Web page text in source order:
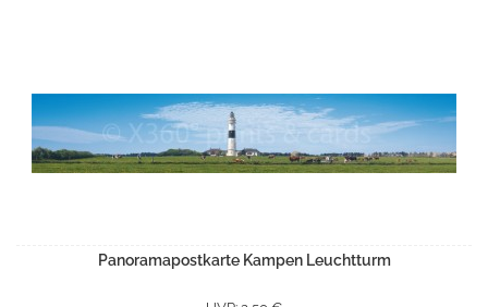
Panoramapostkarte Kampen Leuchtturm